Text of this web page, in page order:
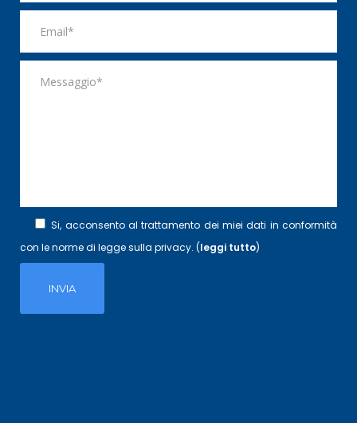
Si, acconsento al trattamento dei miei dati in conformità
con le norme di legge sulla privacy. (leggi tutto)